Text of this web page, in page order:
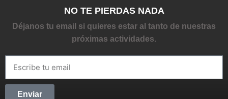
NO TE PIERDAS NADA
Déjanos tu email si quieres estar al tanto de nuestras
próximas actividades.
Enviar